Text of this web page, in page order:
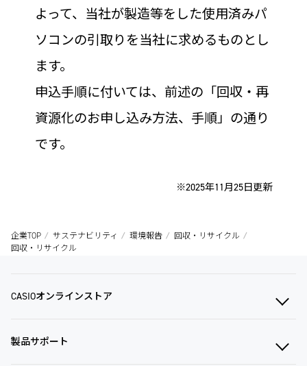
よって、当社が製造等をした使用済みパ
ソコンの引取りを当社に求めるものとし
ます。
申込手順に付いては、前述の「回収・再
資源化のお申し込み方法、手順」の通り
です。
※2025年11月25日更新
企業TOP サステナビリティ 環境報告
回収・リサイクル
回収・リサイクル
CASIOオンラインストア
製品サポート